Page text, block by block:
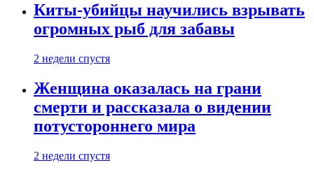
Киты-убийцы научились взрывать
огромных рыб для забавы
2 недели спустя
Женщина оказалась на грани
смерти и рассказала о видении
потустороннего мира
2 недели спустя